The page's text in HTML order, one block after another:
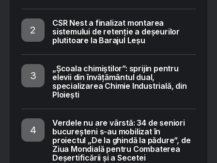
CSR Nest a finalizat montarea
sistemului de retenție a deșeurilor
plutitoare la Barajul Leșu
„Școala chimiștilor”: sprijin pentru
elevii din învățământul dual,
specializarea Chimie Industrială, din
Ploiești
Verdele nu are vârstă: 34 de seniori
bucureșteni s-au mobilizat în
proiectul „De la ghindă la pădure”, de
Ziua Mondială pentru Combaterea
Deșertificării și a Secetei